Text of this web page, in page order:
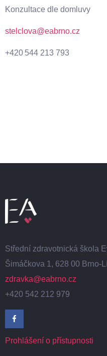
Konzultace dle domluvy
stelclova@eabrno.cz
+420 544 213 793
Střední zdravotnická škola
Šimáčkova 1, 628 00 Brno-
zdravka@eabrno.cz
+420 542 212 979
Prohlášení o přístupnosti